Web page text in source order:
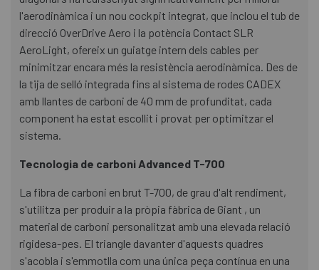
l'aerodinàmica i un nou cockpit integrat, que inclou el tub de
direcció OverDrive Aero i la potència Contact SLR
AeroLight, ofereix un guiatge intern dels cables per
minimitzar encara més la resistència aerodinàmica. Des de
la tija de selló integrada fins al sistema de rodes CADEX
amb llantes de carboni de 40 mm de profunditat, cada
component ha estat escollit i provat per optimitzar el
sistema.
Tecnologia de carboni Advanced T-700
La fibra de carboni en brut T-700, de grau d'alt rendiment,
s'utilitza per produir a la pròpia fàbrica de Giant , un
material de carboni personalitzat amb una elevada relació
rigidesa-pes. El triangle davanter d'aquests quadres
s'acobla i s'emmotlla com una única peça contínua en una